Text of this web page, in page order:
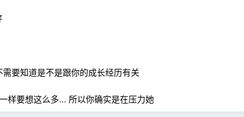
要知道是不是跟你的成长经历有关
样要想这么多... 所以你确实是在压力她